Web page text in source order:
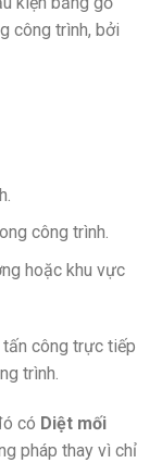
công trình, bởi
công trình.
hoặc khu vực
công trực tiếp
trình.
có Diệt mối
pháp thay vì chỉ